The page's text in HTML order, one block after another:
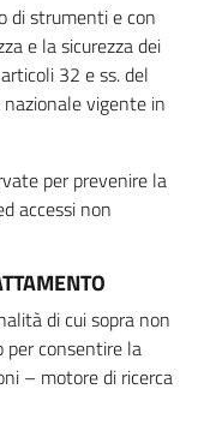
di strumenti e con
e la sicurezza dei
32 e ss. del
vigente in
per prevenire la
accessi non
di cui sopra non
per consentire la
– motore di ricerca